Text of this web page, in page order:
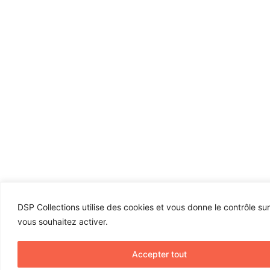
DSP Collections utilise des cookies et vous donne le contrôle
vous souhaitez activer.
Accepter tout